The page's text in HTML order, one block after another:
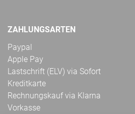
ZAHLUNGSARTEN
Paypal
Apple Pay
Lastschrift (ELV) via Sofort
Kreditkarte
Rechnungskauf via Klarna
Vorkasse